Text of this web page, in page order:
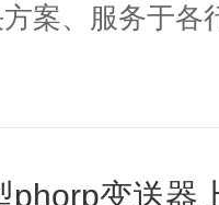
案、服务于各
phorp变送器